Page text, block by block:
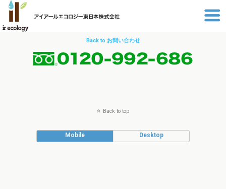
Back to お問い合わせ
Back to top
Mobile Desktop